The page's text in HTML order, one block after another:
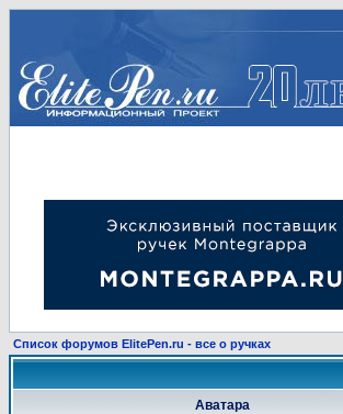
Список форумов ElitePen.ru - все о ручках
Аватара